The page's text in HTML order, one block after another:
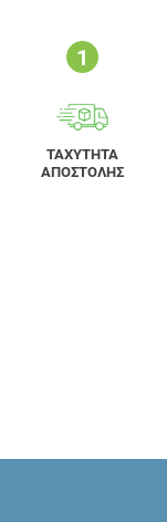
ΤΑΧΥΤΗΤΑ
ΑΠΟΣΤΟΛΗΣ